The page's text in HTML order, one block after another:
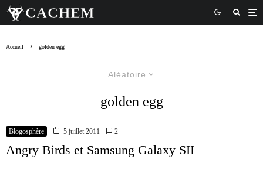
Accueil golden egg
Aléatoire
golden egg
Blogosphère 5 juillet 2011 2
Angry Birds et Samsung Galaxy SII